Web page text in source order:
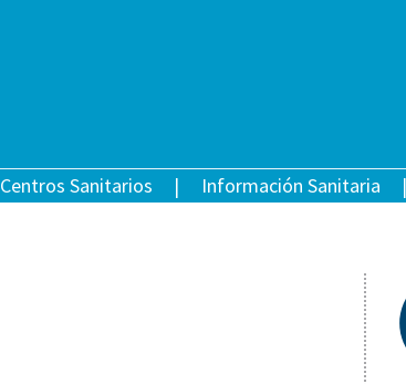
Centros Sanitarios Información Sanitaria